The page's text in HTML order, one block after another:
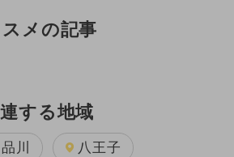
メの記事
する地域
品川 八王子